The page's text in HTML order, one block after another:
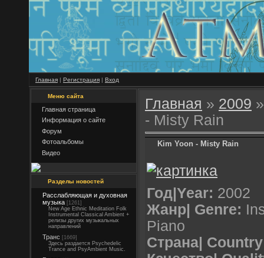
Главная | Регистрация | Вход
Меню сайта
Главная страница
Информация о сайте
Форум
Фотоальбомы
Видео
Разделы новостей
Расслабляющая и духовная
музыка [1261]
New Age Ethnic Meditation Folk
Instrumental Classical Ambient +
релизы других музыкальных
направлений
Транс [1669]
Здесь раздается Psychedelic
Trance and PsyAmbient Music.
Главная » 2009 »
- Misty Rain
Kim Yoon - Misty Rain
Год|Year: 2002
Жанр| Genre:
Piano
Страна|